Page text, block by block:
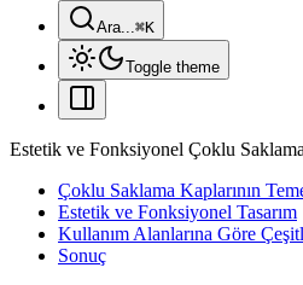
Ara...⌘K
Toggle theme
Estetik ve Fonksiyonel Çoklu
Çoklu Saklama Kaplarının
Estetik ve Fonksiyonel Tasarım
Kullanım Alanlarına Göre
Sonuç